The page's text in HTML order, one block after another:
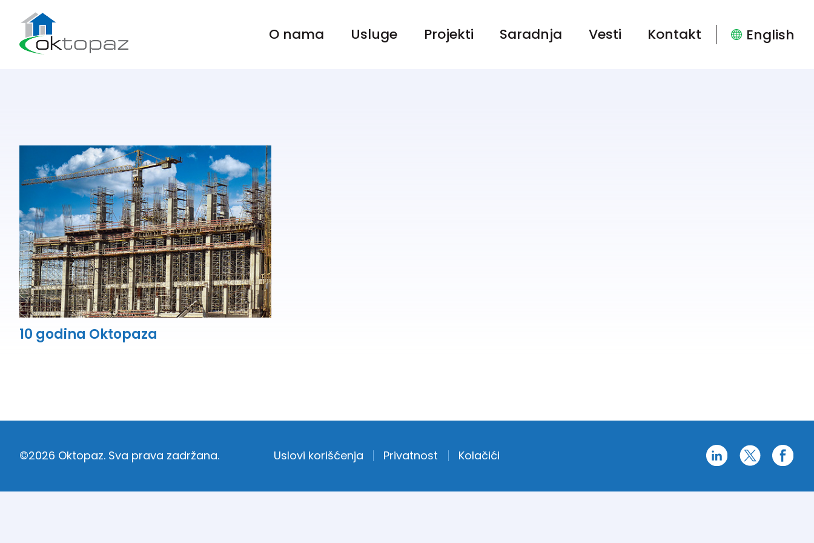
O nama Usluge Projekti Saradnja Vesti Kontakt English
10 godina Oktopaza
©2026 Oktopaz. Sva prava zadržana. Uslovi korišćenja Privatnost Kolačići